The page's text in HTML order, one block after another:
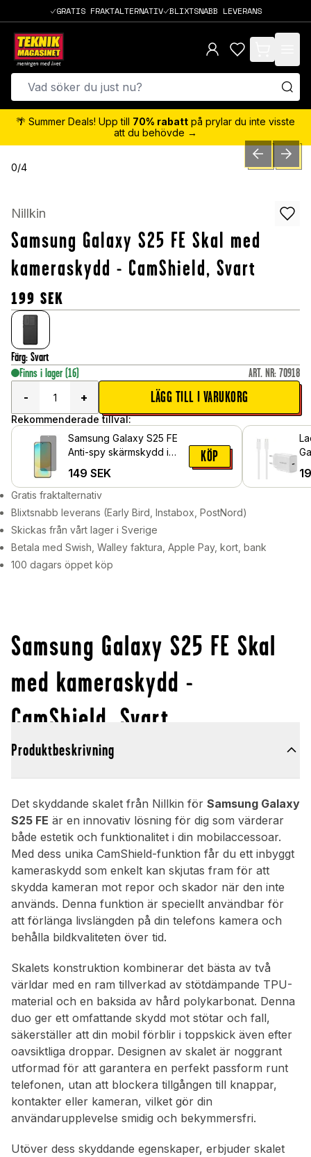
GRATIS FRAKTALTERNATIV BLIXTSNABB LEVERANS
items in cart,
🌴 Summer Deals! Upp till 70% rabatt på prylar du inte visste
att du behövde →
0/4 PREVIOUSNEXT
Nillkin
Samsung Galaxy S25 FE Skal med
kameraskydd - CamShield, Svart
199 SEK
Färg: Svart
Finns i lager (16) ART. NR: 70918
-
+ LÄGG TILL I VARUKORG
Rekommenderade tillval:
Samsung Galaxy S25 FE
Anti-spy skärmskydd i
149 SEK
KÖP
Gratis fraktalternativ
Blixtsnabb leverans (Early Bird, Instabox, PostNord)
Skickas från vårt lager i Sverige
Betala med Swish, Walley faktura, Apple Pay, kort, bank
100 dagars öppet köp
Samsung Galaxy S25 FE Skal
med kameraskydd -
CamShield, Svart
Produktbeskrivning
Det skyddande skalet från Nillkin för Samsung Galaxy
S25 FE är en innovativ lösning för dig som värderar
både estetik och funktionalitet i din mobilaccessoar.
Med dess unika CamShield-funktion får du ett inbyggt
kameraskydd som enkelt kan skjutas fram för att
skydda kameran mot repor och skador när den inte
används. Denna funktion är speciellt användbar för
att förlänga livslängden på din telefons kamera och
behålla bildkvaliteten över tid.
Skalets konstruktion kombinerar det bästa av två
världar med en ram tillverkad av stötdämpande TPU-
material och en baksida av hård polykarbonat. Denna
duo ger ett omfattande skydd mot stötar och fall,
säkerställer att din mobil förblir i toppskick även efter
oavsiktliga droppar. Designen av skalet är noggrant
utformad för att garantera en perfekt passform runt
telefonen, utan att blockera tillgången till knappar,
kontakter eller kameran, vilket gör din
användarupplevelse smidig och bekymmersfri.
Utöver dess skyddande egenskaper, erbjuder skalet